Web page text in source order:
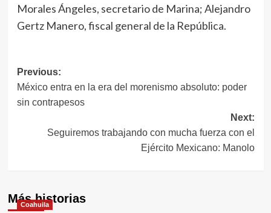
Morales Ángeles, secretario de Marina; Alejandro
Gertz Manero, fiscal general de la República.
Navegación
de
entradas
Previous:
México entra en la era del morenismo absoluto: poder
sin contrapesos
Next:
Seguiremos trabajando con mucha fuerza con el
Ejército Mexicano: Manolo
Más historias
Coahuila